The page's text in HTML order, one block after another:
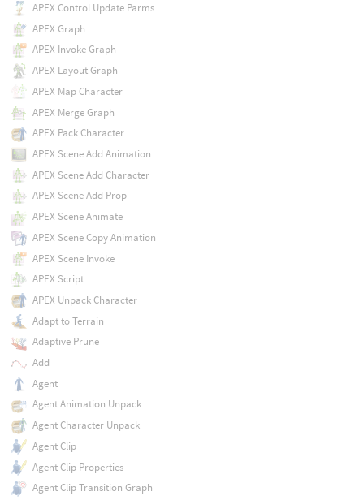
APEX Control Update Parms
APEX Graph
APEX Invoke Graph
APEX Layout Graph
APEX Map Character
APEX Merge Graph
APEX Pack Character
APEX Scene Add Animation
APEX Scene Add Character
APEX Scene Add Prop
APEX Scene Animate
APEX Scene Copy Animation
APEX Scene Invoke
APEX Script
APEX Unpack Character
Adapt to Terrain
Adaptive Prune
Add
Agent
Agent Animation Unpack
Agent Character Unpack
Agent Clip
Agent Clip Properties
Agent Clip Transition Graph